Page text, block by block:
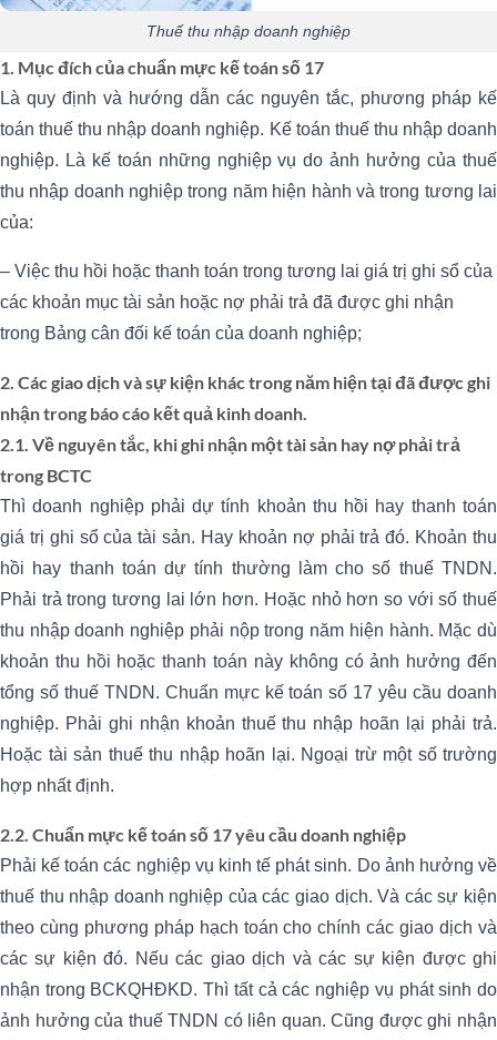
Thuế thu nhập doanh nghiệp
1. Mục đích của chuẩn mực kế toán số 17
Là quy định và hướng dẫn các nguyên tắc, phương pháp kế
toán thuế thu nhập doanh nghiệp. Kế toán thuế thu nhập doanh
nghiệp. Là kế toán những nghiệp vụ do ảnh hưởng của thuế
thu nhập doanh nghiệp trong năm hiện hành và trong tương lai
của:
– Việc thu hồi hoặc thanh toán trong tương lai giá trị ghi sổ của
các khoản mục tài sản hoặc nợ phải trả đã được ghi nhận
trong Bảng cân đối kế toán của doanh nghiệp;
2. Các giao dịch và sự kiện khác trong năm hiện tại đã được ghi
nhận trong báo cáo kết quả kinh doanh.
2.1. Về nguyên tắc, khi ghi nhận một tài sản hay nợ phải trả
trong BCTC
Thì doanh nghiệp phải dự tính khoản thu hồi hay thanh toán
giá trị ghi sổ của tài sản. Hay khoản nợ phải trả đó. Khoản thu
hồi hay thanh toán dự tính thường làm cho số thuế TNDN.
Phải trả trong tương lai lớn hơn. Hoặc nhỏ hơn so với số thuế
thu nhập doanh nghiệp phải nộp trong năm hiện hành. Mặc dù
khoản thu hồi hoặc thanh toán này không có ảnh hưởng đến
tổng số thuế TNDN. Chuẩn mực kế toán số 17 yêu cầu doanh
nghiệp. Phải ghi nhận khoản thuế thu nhập hoãn lại phải trả.
Hoặc tài sản thuế thu nhập hoãn lại. Ngoại trừ một số trường
hợp nhất định.
2.2. Chuẩn mực kế toán số 17 yêu cầu doanh nghiệp
Phải kế toán các nghiệp vụ kinh tế phát sinh. Do ảnh hưởng về
thuế thu nhập doanh nghiệp của các giao dịch. Và các sự kiện
theo cùng phương pháp hạch toán cho chính các giao dịch và
các sự kiện đó. Nếu các giao dịch và các sự kiện được ghi
nhận trong BCKQHĐKD. Thì tất cả các nghiệp vụ phát sinh do
ảnh hưởng của thuế TNDN có liên quan. Cũng được ghi nhận